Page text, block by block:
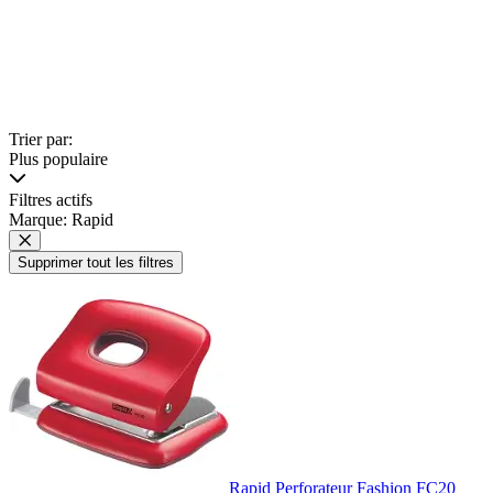
Trier par:
Plus populaire
Filtres actifs
Marque: Rapid
Supprimer tout les filtres
Rapid Perforateur Fashion FC20